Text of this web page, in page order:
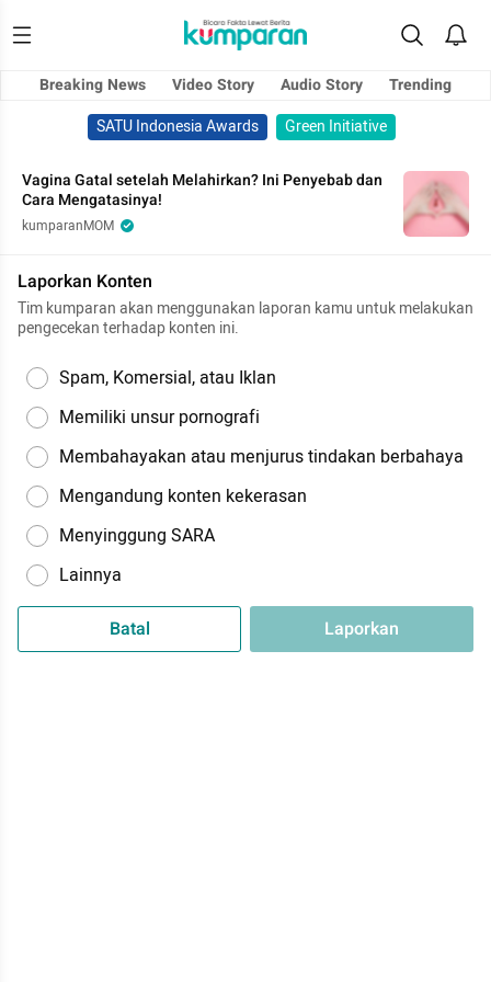
Breaking News Video Story Audio Story
Trending
SATU Indonesia Awards
Green Initiative
Vagina Gatal setelah Melahirkan? Ini Penyebab dan
Cara Mengatasinya!
kumparanMOM
Laporkan Konten
Tim kumparan akan menggunakan laporan kamu untuk melakukan
pengecekan terhadap konten ini.
Spam, Komersial, atau Iklan
Memiliki unsur pornografi
Membahayakan atau menjurus tindakan berbahaya
Mengandung konten kekerasan
Menyinggung SARA
Lainnya
Batal Laporkan